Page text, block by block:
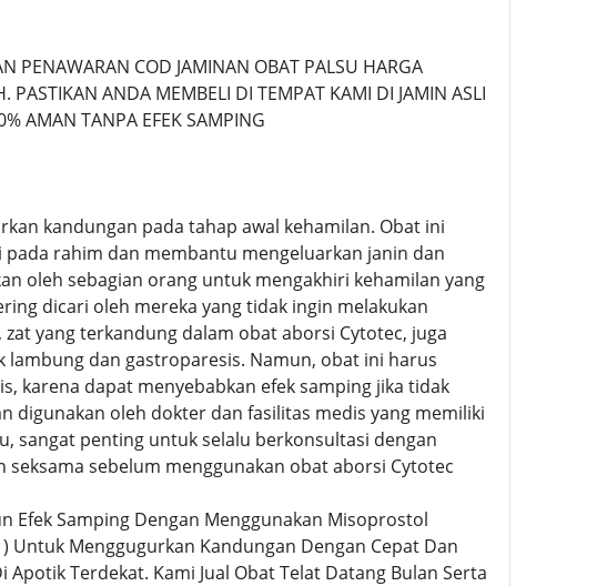
PENAWARAN COD JAMINAN OBAT PALSU HARGA
ANDA MEMBELI DI TEMPAT KAMI DI JAMIN ASLI
AMAN TANPA EFEK SAMPING
kandungan pada tahap awal kehamilan. Obat ini
rahim dan membantu mengeluarkan janin dan
oleh sebagian orang untuk mengakhiri kehamilan yang
dicari oleh mereka yang tidak ingin melakukan
yang terkandung dalam obat aborsi Cytotec, juga
dan gastroparesis. Namun, obat ini harus
karena dapat menyebabkan efek samping jika tidak
digunakan oleh dokter dan fasilitas medis yang memiliki
sangat penting untuk selalu berkonsultasi dengan
sebelum menggunakan obat aborsi Cytotec
Efek Samping Dengan Menggunakan Misoprostol
Untuk Menggugurkan Kandungan Dengan Cepat Dan
Terdekat. Kami Jual Obat Telat Datang Bulan Serta